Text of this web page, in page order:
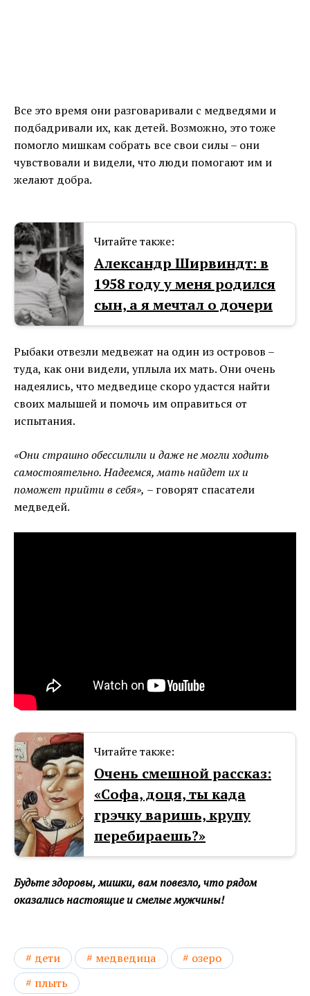
Все это время они разговаривали с медведями и
подбадривали их, как детей. Возможно, это тоже
помогло мишкам собрать все свои силы – они
чувствовали и видели, что люди помогают им и
желают добра.
Читайте также:
Александр Ширвиндт: в
1958 году у меня родился
сын, а я мечтал о дочери
Рыбаки отвезли медвежат на один из островов –
туда, как они видели, уплыла их мать. Они очень
надеялись, что медведице скоро удастся найти
своих малышей и помочь им оправиться от
испытания.
«Они страшно обессилили и даже не могли ходить
самостоятельно. Надеемся, мать найдет их и
поможет прийти в себя», – говорят спасатели
медведей.
Читайте также:
Очень смешной рассказ:
«Софа, доця, ты када
грэчку варишь, крупу
перебираешь?»
Будьте здоровы, мишки, вам повезло, что рядом
оказались настоящие и смелые мужчины!
дети медведица
озеро
плыть